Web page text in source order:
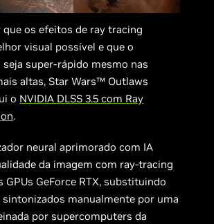
que os efeitos de ray tracing
visual possível e que o
seja super-rápido mesmo nas
altas, Star Wars™ Outlaws
o NVIDIA DLSS 3.5 com Ray
.
neural aprimorado com IA
da imagem com ray-tracing
GPUs GeForce RTX, substituindo
manualmente por uma
por supercomputers da